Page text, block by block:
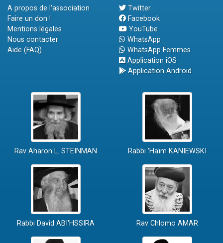
A propos de l'association
Faire un don !
Mentions légales
Nous contacter
Aide (FAQ)
Twitter
Facebook
YouTube
WhatsApp
WhatsApp Femmes
Application iOS
Application Android
Rav Aharon L. STEINMAN Rabbi 'Haïm KANIEWSKI
Rabbi David ABI'HSSIRA Rav Chlomo AMAR